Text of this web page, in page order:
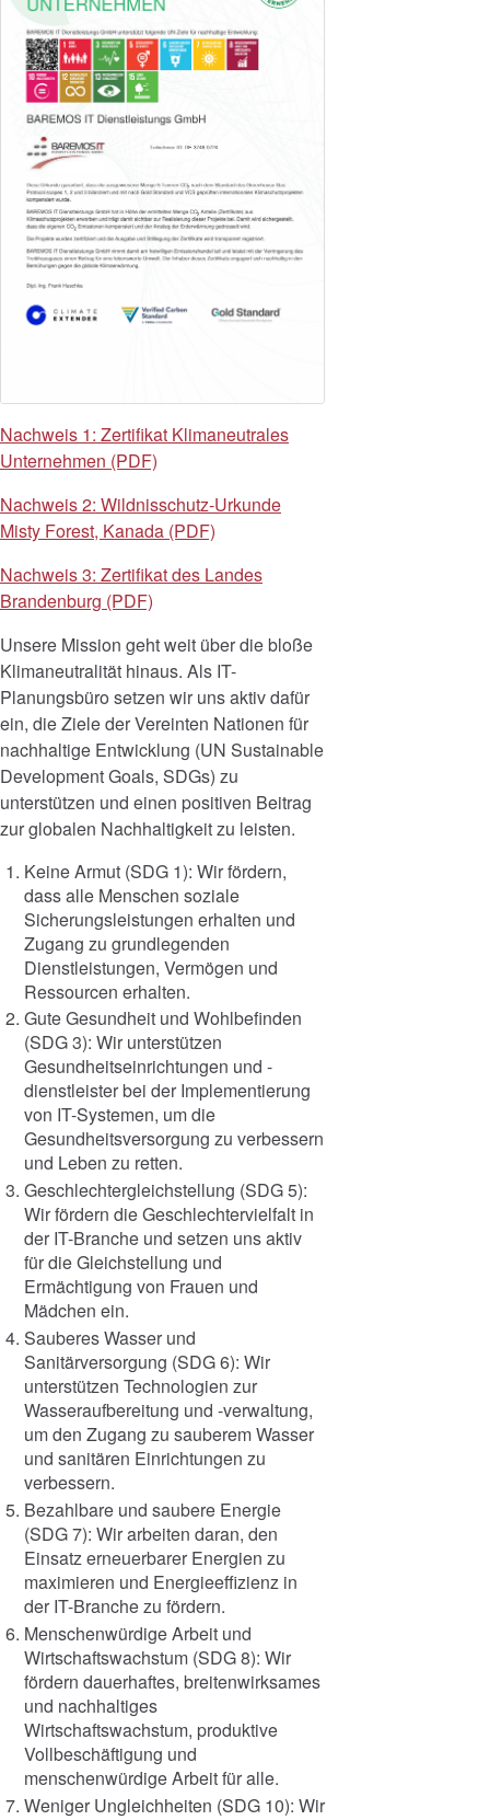
Nachweis 1: Zertifikat Klimaneutrales
Unternehmen (PDF)
Nachweis 2: Wildnisschutz-Urkunde
Misty Forest, Kanada (PDF)
Nachweis 3: Zertifikat des Landes
Brandenburg (PDF)
Unsere Mission geht weit über die bloße
Klimaneutralität hinaus. Als IT-
Planungsbüro setzen wir uns aktiv dafür
ein, die Ziele der Vereinten Nationen für
nachhaltige Entwicklung (UN Sustainable
Development Goals, SDGs) zu
unterstützen und einen positiven Beitrag
zur globalen Nachhaltigkeit zu leisten.
Keine Armut (SDG 1): Wir fördern,
dass alle Menschen soziale
Sicherungsleistungen erhalten und
Zugang zu grundlegenden
Dienstleistungen, Vermögen und
Ressourcen erhalten.
Gute Gesundheit und Wohlbefinden
(SDG 3): Wir unterstützen
Gesundheitseinrichtungen und -
dienstleister bei der Implementierung
von IT-Systemen, um die
Gesundheitsversorgung zu verbessern
und Leben zu retten.
Geschlechtergleichstellung (SDG 5):
Wir fördern die Geschlechtervielfalt in
der IT-Branche und setzen uns aktiv
für die Gleichstellung und
Ermächtigung von Frauen und
Mädchen ein.
Sauberes Wasser und
Sanitärversorgung (SDG 6): Wir
unterstützen Technologien zur
Wasseraufbereitung und -verwaltung,
um den Zugang zu sauberem Wasser
und sanitären Einrichtungen zu
verbessern.
Bezahlbare und saubere Energie
(SDG 7): Wir arbeiten daran, den
Einsatz erneuerbarer Energien zu
maximieren und Energieeffizienz in
der IT-Branche zu fördern.
Menschenwürdige Arbeit und
Wirtschaftswachstum (SDG 8): Wir
fördern dauerhaftes, breitenwirksames
und nachhaltiges
Wirtschaftswachstum, produktive
Vollbeschäftigung und
menschenwürdige Arbeit für alle.
Weniger Ungleichheiten (SDG 10): Wir